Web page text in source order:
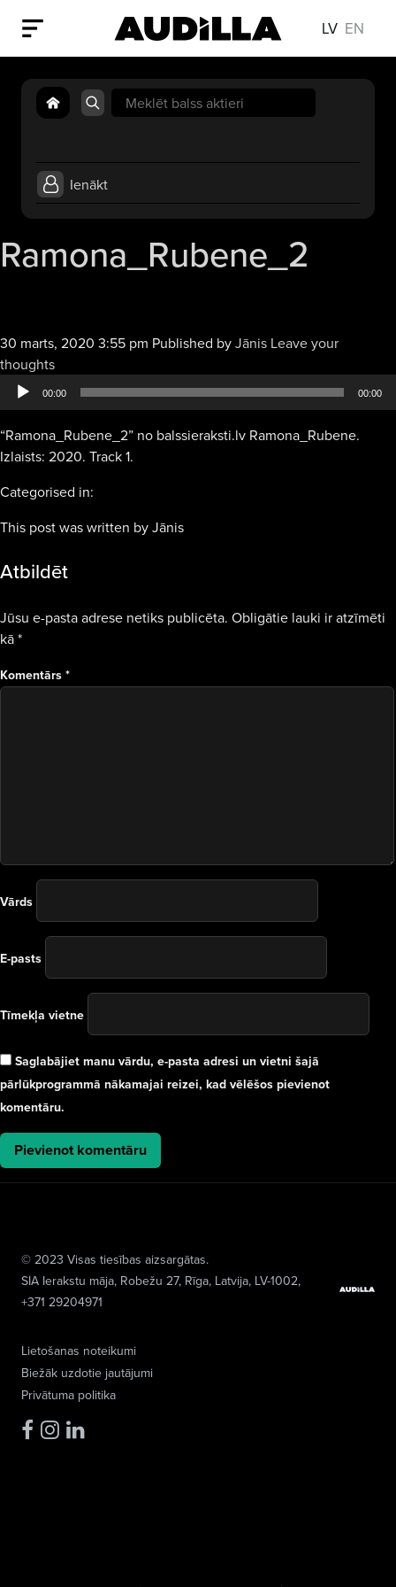
LV EN
Search
for:
Ienākt
Ramona_Rubene_2
30 marts, 2020 3:55 pm Published byJānis Leave your
thoughtsAudio
atskaņotājs
00:00 00:00
“Ramona_Rubene_2” no balssieraksti.lv Ramona_Rubene.
Izlaists: 2020. Track 1.
Categorised in:
This post was written by Jānis
Atbildēt
Jūsu e-pasta adrese netiks publicēta. Obligātie lauki ir atzīmēti
kā*
Komentārs*
Vārds
E-pasts
Tīmekļa vietne
Saglabājiet manu vārdu, e-pasta adresi un vietni šajā
pārlūkprogrammā nākamajai reizei, kad vēlēšos pievienot
komentāru.
Lietošanas noteikumi
Biežāk uzdotie jautājumi
Privātuma politika
© 2023 Visas tiesības aizsargātas.
SIA Ierakstu māja, Robežu 27, Rīga, Latvija, LV-1002,
+371 29204971